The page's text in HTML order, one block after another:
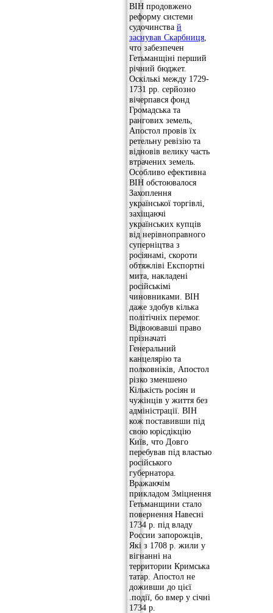
ВІН продовжено
реформу системи
судочинства й
заснував Скарбниця
что забезпечен
Гетьманщіні перший
річний бюджет.
Оскількі между 1729-
1731 рр. серйозно
вічерпався фонд
Громадська та
рангових земель,
Апостол провів їх
ретельну ревізію та
відновів велику часть
втрачених земель.
Особливо ефективна
ВІН обстоювалося
Захоплення
української торгівлі,
захіщаючі
українських купців
від нерівноправного
суперніцтва з
росіянамі, скороти
обтяжліві Експортні
мита, накладені
російськімі
чиновниками. ВІН
даже здобув кілька
політічніх перемог.
Відвоювавші право
прізначаті
Генеральний
канцелярію та
полковніків, Апостол
різко зменшено
Кількість росіян и
чужінців у життя без
адміністрації. ВІН
кож поставивши під
свою юрісдікцію
Київ, что Довго
перебував під властью
російського
губернатора.
Вражаючім
прикладом Зміцнення
Гетьманщини стало
повернення Навесні
1734 р. під владу
России запорожців,
Які з 1708 р. жили у
вігнанні на
территории Кримська
татар. Апостол не
доживши до цієї
.події, бо вмер у січні
1734 р.